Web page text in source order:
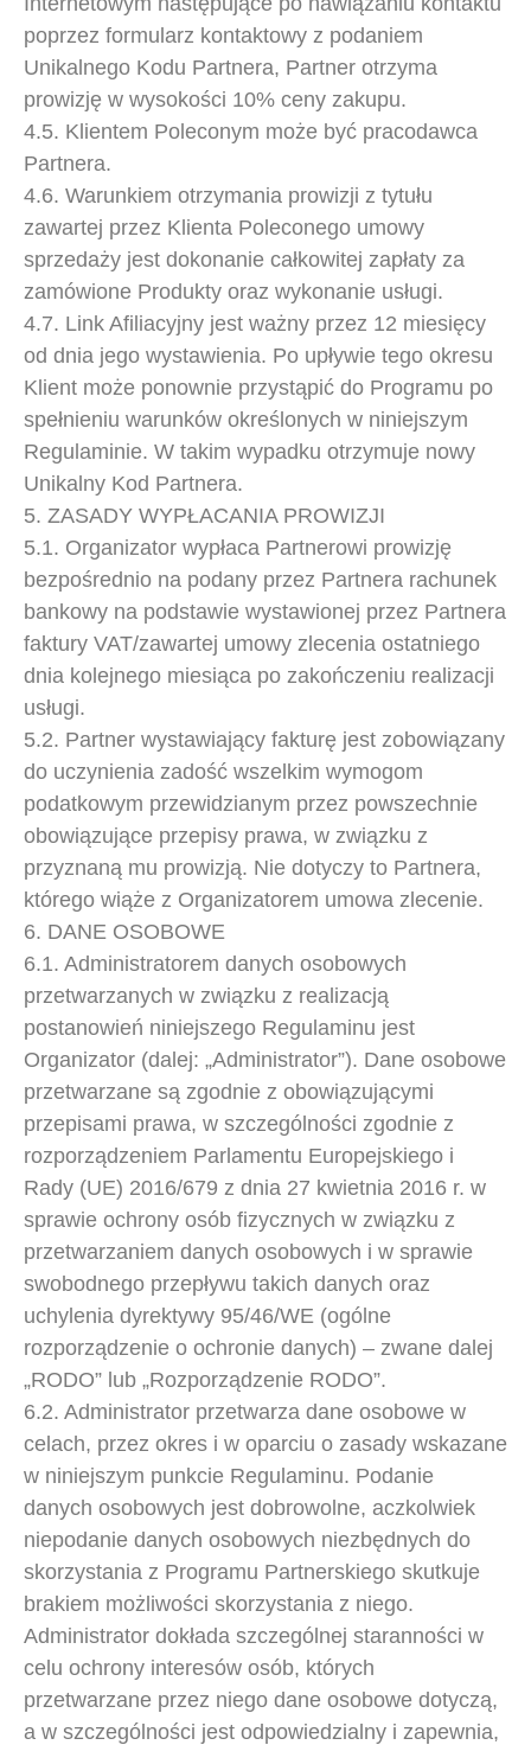
poprzez formularz kontaktowy z podaniem
Unikalnego Kodu Partnera, Partner otrzyma
prowizję w wysokości 10% ceny zakupu.
4.5. Klientem Poleconym może być pracodawca
Partnera.
4.6. Warunkiem otrzymania prowizji z tytułu
zawartej przez Klienta Poleconego umowy
sprzedaży jest dokonanie całkowitej zapłaty za
zamówione Produkty oraz wykonanie usługi.
4.7. Link Afiliacyjny jest ważny przez 12 miesięcy
od dnia jego wystawienia. Po upływie tego okresu
Klient może ponownie przystąpić do Programu po
spełnieniu warunków określonych w niniejszym
Regulaminie. W takim wypadku otrzymuje nowy
Unikalny Kod Partnera.
5. ZASADY WYPŁACANIA PROWIZJI
5.1. Organizator wypłaca Partnerowi prowizję
bezpośrednio na podany przez Partnera rachunek
bankowy na podstawie wystawionej przez Partnera
faktury VAT/zawartej umowy zlecenia ostatniego
dnia kolejnego miesiąca po zakończeniu realizacji
usługi.
5.2. Partner wystawiający fakturę jest zobowiązany
do uczynienia zadość wszelkim wymogom
podatkowym przewidzianym przez powszechnie
obowiązujące przepisy prawa, w związku z
przyznaną mu prowizją. Nie dotyczy to Partnera,
którego wiąże z Organizatorem umowa zlecenie.
6. DANE OSOBOWE
6.1. Administratorem danych osobowych
przetwarzanych w związku z realizacją
postanowień niniejszego Regulaminu jest
Organizator (dalej: „Administrator”). Dane osobowe
przetwarzane są zgodnie z obowiązującymi
przepisami prawa, w szczególności zgodnie z
rozporządzeniem Parlamentu Europejskiego i
Rady (UE) 2016/679 z dnia 27 kwietnia 2016 r. w
sprawie ochrony osób fizycznych w związku z
przetwarzaniem danych osobowych i w sprawie
swobodnego przepływu takich danych oraz
uchylenia dyrektywy 95/46/WE (ogólne
rozporządzenie o ochronie danych) – zwane dalej
„RODO” lub „Rozporządzenie RODO”.
6.2. Administrator przetwarza dane osobowe w
celach, przez okres i w oparciu o zasady wskazane
w niniejszym punkcie Regulaminu. Podanie
danych osobowych jest dobrowolne, aczkolwiek
niepodanie danych osobowych niezbędnych do
skorzystania z Programu Partnerskiego skutkuje
brakiem możliwości skorzystania z niego.
Administrator dokłada szczególnej staranności w
celu ochrony interesów osób, których
przetwarzane przez niego dane osobowe dotyczą,
a w szczególności jest odpowiedzialny i zapewnia,